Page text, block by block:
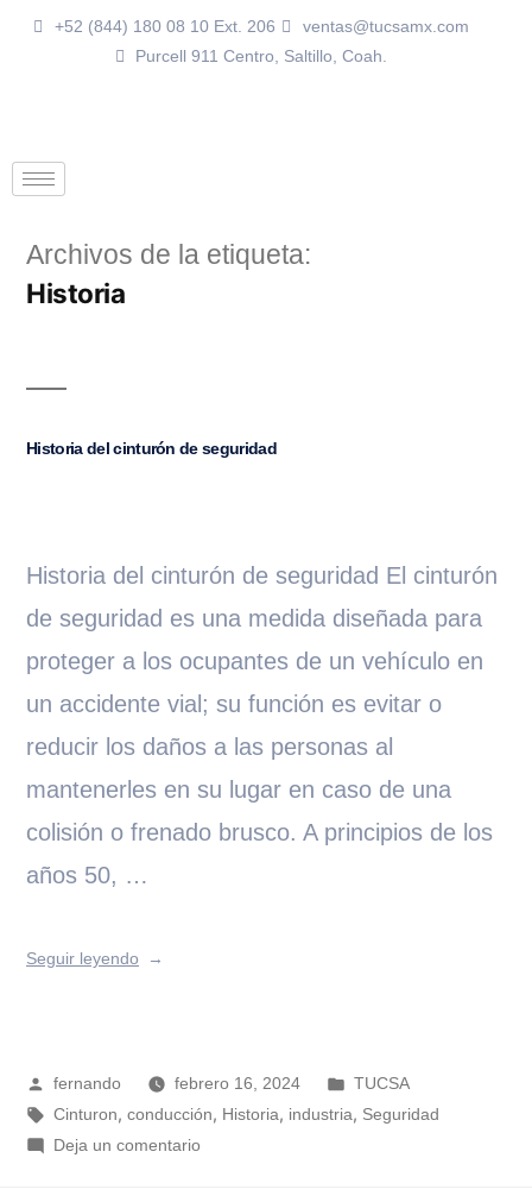
+52 (844) 180 08 10 Ext. 206
ventas@tucsamx.com
Purcell 911 Centro, Saltillo, Coah.
Archivos de la etiqueta:
Historia
Historia del cinturón de seguridad
Historia del cinturón de seguridad El cinturón
de seguridad es una medida diseñada para
proteger a los ocupantes de un vehículo en
un accidente vial; su función es evitar o
reducir los daños a las personas al
mantenerles en su lugar en caso de una
colisión o frenado brusco. A principios de los
años 50, …
Seguir leyendo
fernando febrero 16, 2024
TUCSA
Cinturon,conducción, Historia, industria, Seguridad
Deja un comentario